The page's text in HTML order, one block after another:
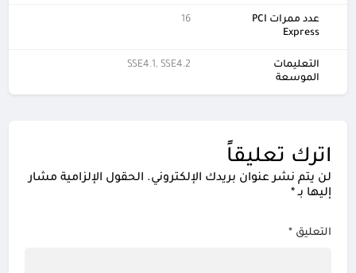
عدد ممرات PCI
Express
16
التعليمات
الموسعة
SSE4.1, SSE4.2
اترك تعليقاً
لن يتم نشر عنوان بريدك الإلكتروني. الحقول الإلزامية مشار
إليها بـ*
التعليق *